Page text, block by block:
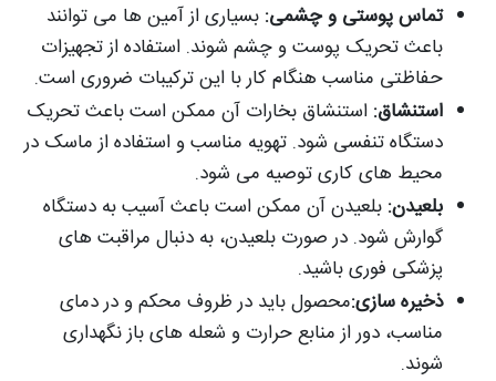
تماس پوستی و چشمی: بسیاری از آمین ها می توانند
باعث تحریک پوست و چشم شوند. استفاده از تجهیزات
حفاظتی مناسب هنگام کار با این ترکیبات ضروری است.
استنشاق: استنشاق بخارات آن ممکن است باعث تحریک
دستگاه تنفسی شود. تهویه مناسب و استفاده از ماسک در
محیط های کاری توصیه می شود.
بلعیدن: بلعیدن آن ممکن است باعث آسیب به دستگاه
گوارش شود. در صورت بلعیدن، به دنبال مراقبت های
پزشکی فوری باشید.
ذخیره سازی:محصول باید در ظروف محکم و در دمای
مناسب، دور از منابع حرارت و شعله های باز نگهداری
شوند.